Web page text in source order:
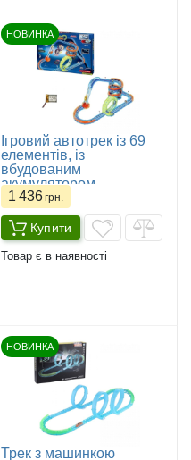
НОВИНКА
Ігровий автотрек із 69
елементів, із
вбудованим
акумулятором,
підсвічування, світиться
у темряві, трюки, муляжі
оточення, в коробці
1 436грн.
Купити
Товар є в наявності
НОВИНКА
Трек з машинкою